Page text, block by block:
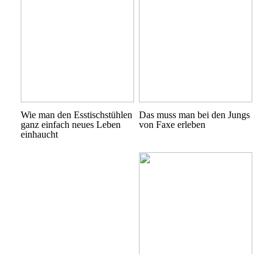
Wie man den Esstischstühlen
ganz einfach neues Leben
einhaucht
Das muss man bei den Jungs
von Faxe erleben